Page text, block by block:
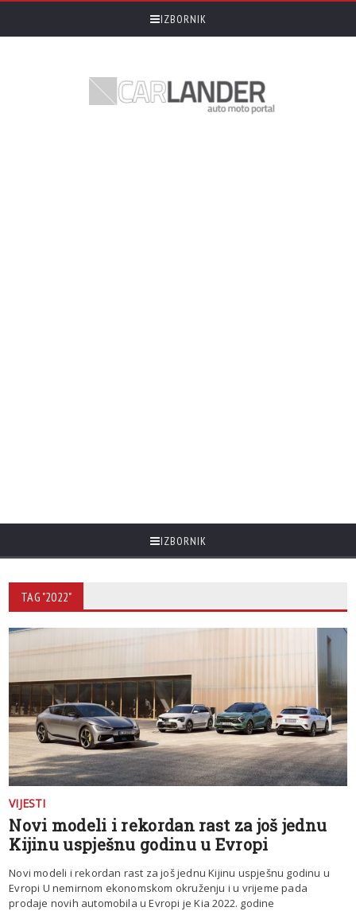
IZBORNIK
IZBORNIK
TAG "2022"
VIJESTI
Novi modeli i rekordan rast za još jednu
Kijinu uspješnu godinu u Evropi
Novi modeli i rekordan rast za još jednu Kijinu uspješnu godinu u
Evropi U nemirnom ekonomskom okruženju i u vrijeme pada
prodaje novih automobila u Evropi je Kia 2022. godine